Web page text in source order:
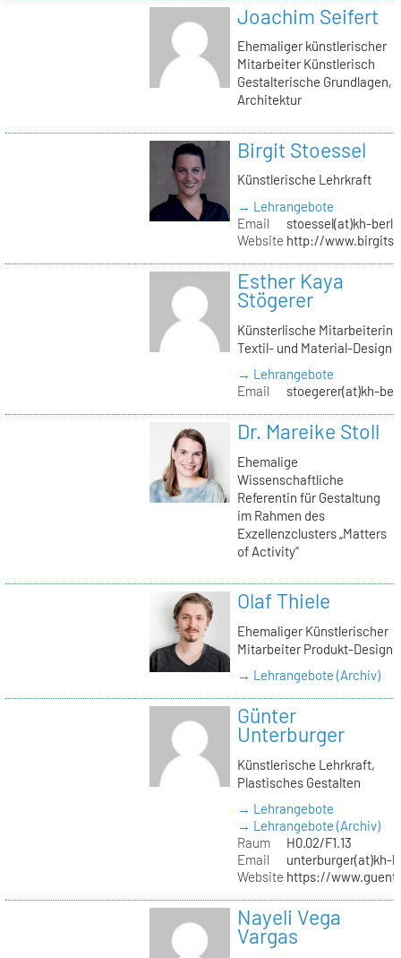
Joachim Seifert
Ehemaliger künstlerischer
Mitarbeiter Künstlerisch
Gestalterische Grundlagen,
Architektur
Birgit Stoessel
Künstlerische Lehrkraft
→ Lehrangebote
Email
stoessel(at)kh-
Website http://
Esther Kaya
Stögerer
Künsterlische Mitarbeiterin
Textil- und Material-Design
→ Lehrangebote
Email
stoegerer(at)kh-
Dr. Mareike Stoll
Ehemalige
Wissenschaftliche
Referentin für Gestaltung
im Rahmen des
Exzellenzclusters „Matters
of Activity“
Olaf Thiele
Ehemaliger Künstlerischer
Mitarbeiter Produkt-Design
→ Lehrangebote (Archiv)
Günter
Unterburger
Künstlerische Lehrkraft,
Plastisches Gestalten
→ Lehrangebote
→ Lehrangebote (Archiv)
Raum
H0.02/F1.13
Email
unterburger(at)kh-
Website https://
Nayeli Vega
Vargas